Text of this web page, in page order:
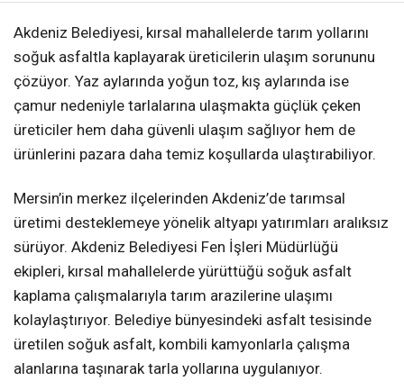
Akdeniz Belediyesi, kırsal mahallelerde tarım yollarını
soğuk asfaltla kaplayarak üreticilerin ulaşım sorununu
çözüyor. Yaz aylarında yoğun toz, kış aylarında ise
çamur nedeniyle tarlalarına ulaşmakta güçlük çeken
üreticiler hem daha güvenli ulaşım sağlıyor hem de
ürünlerini pazara daha temiz koşullarda ulaştırabiliyor.
Mersin’in merkez ilçelerinden Akdeniz’de tarımsal
üretimi desteklemeye yönelik altyapı yatırımları aralıksız
sürüyor. Akdeniz Belediyesi Fen İşleri Müdürlüğü
ekipleri, kırsal mahallelerde yürüttüğü soğuk asfalt
kaplama çalışmalarıyla tarım arazilerine ulaşımı
kolaylaştırıyor. Belediye bünyesindeki asfalt tesisinde
üretilen soğuk asfalt, kombili kamyonlarla çalışma
alanlarına taşınarak tarla yollarına uygulanıyor.